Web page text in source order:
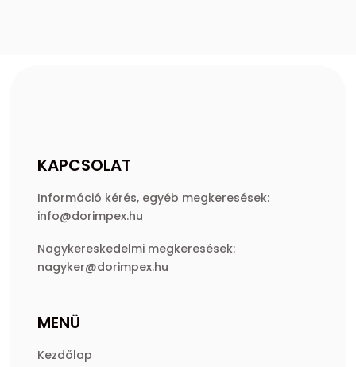
KAPCSOLAT
Információ kérés, egyéb megkeresések:
info@dorimpex.hu
Nagykereskedelmi megkeresések:
nagyker@dorimpex.hu
MENÜ
Kezdőlap